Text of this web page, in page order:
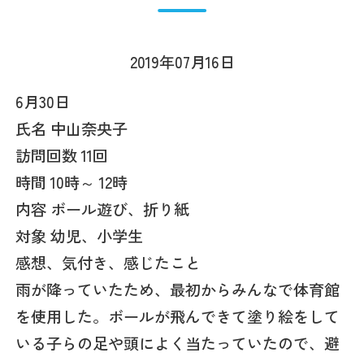
2019年07月16日
6月30日
氏名 中山奈央子
訪問回数 11回
時間 10時～ 12時
内容 ボール遊び、折り紙
対象 幼児、小学生
感想、気付き、感じたこと
雨が降っていたため、最初からみんなで体育館
を使用した。ボールが飛んできて塗り絵をして
いる子らの足や頭によく当たっていたので、避